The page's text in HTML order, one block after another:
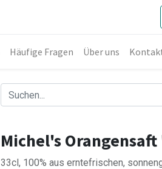
Häufige Fragen Über uns
Michel's
33cl, 100% aus erntefrischen,